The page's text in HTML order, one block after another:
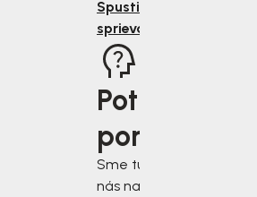
Spustiť
sprievodcu
Potrebujete
poradiť?
Sme tu pre vás, keď
nás najviac